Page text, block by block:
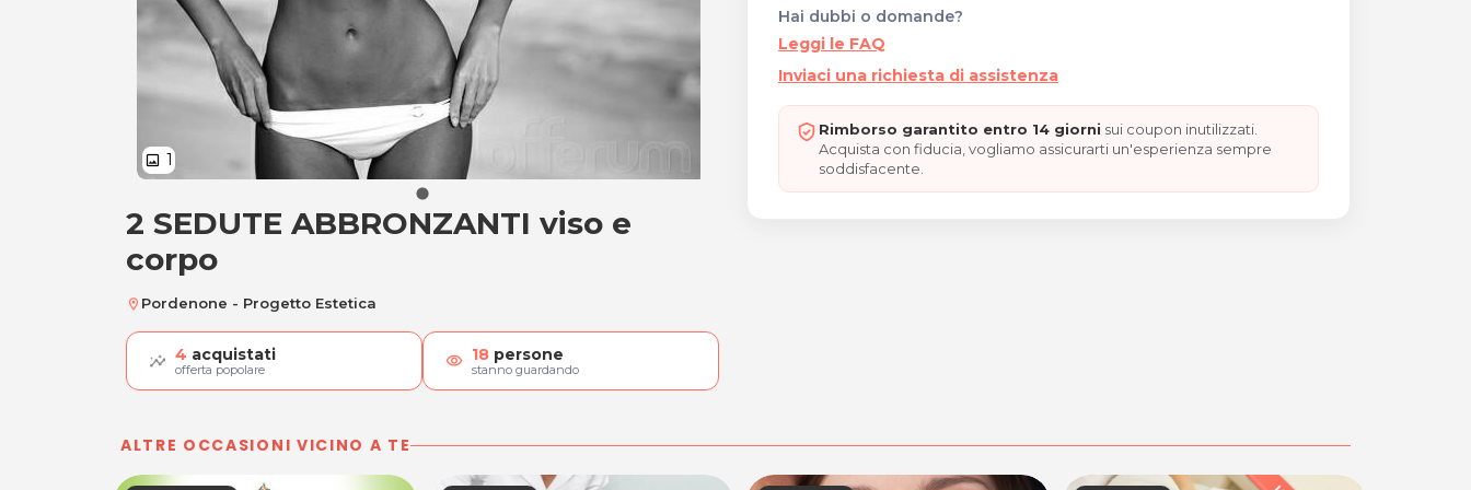
image 1
2 SEDUTE ABBRONZANTI viso e corpo
2 SEDUTE ABBRONZANTI viso e
corpo
location_on Pordenone - Progetto Estetica
4 acquistati
offerta popolare visibility 18 persone
stanno guardando
Hai dubbi o domande?
Leggi le FAQ
Inviaci una richiesta di assistenza
Rimborso garantito entro 14 giorni sui coupon inutilizzati.
Acquista con fiducia, vogliamo assicurarti un'esperienza sempre
soddisfacente.
ALTRE OCCASIONI VICINO A TE